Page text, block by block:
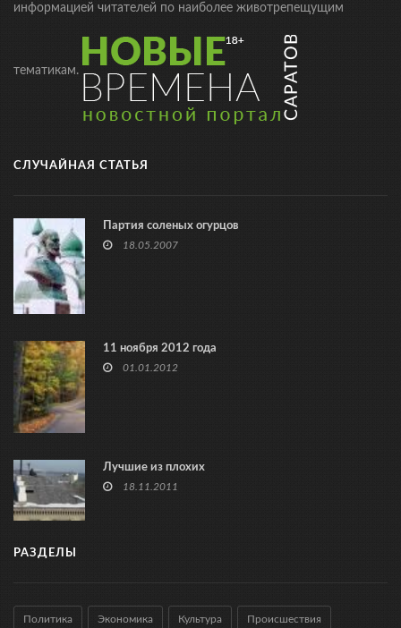
информацией читателей по наиболее животрепещущим
тематикам.
СЛУЧАЙНАЯ СТАТЬЯ
Партия соленых огурцов
18.05.2007
11 ноября 2012 года
01.01.2012
Лучшие из плохих
18.11.2011
РАЗДЕЛЫ
Политика Экономика Культура Происшествия